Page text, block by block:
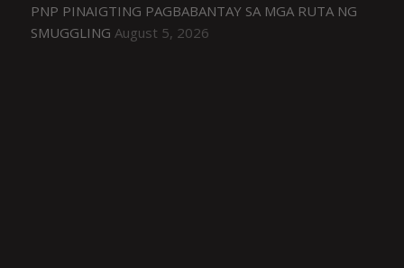
PNP PINAIGTING PAGBABANTAY SA MGA RUTA NG
SMUGGLING August 5, 2026